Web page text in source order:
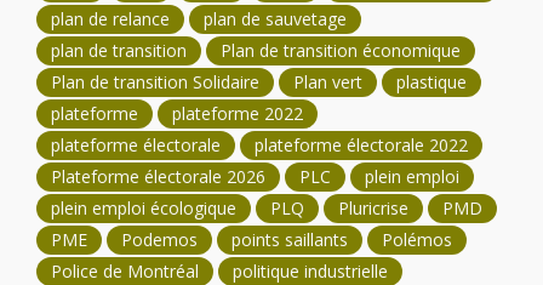
plan de relance
plan de sauvetage
plan de transition
Plan de transition économique
Plan de transition Solidaire
Plan vert
plastique
plateforme
plateforme 2022
plateforme électorale
plateforme électorale 2022
Plateforme électorale 2026
PLC
plein emploi
plein emploi écologique
PLQ Pluricrise
PMD
PME
Podemos points saillants
Polémos
Police de Montréal
politique industrielle